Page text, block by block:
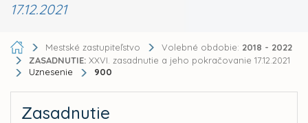
17.12.2021
Mestské zastupiteľstvo Volebné obdobie: 2018 - 2022
ZASADNUTIE: XXVI. zasadnutie a jeho pokračovanie 17.12.2021
Uznesenie
900
Zasadnutie